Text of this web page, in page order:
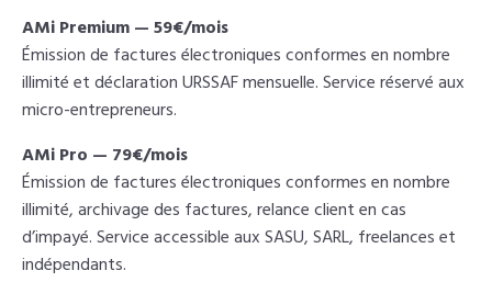
AMi Premium — 59€/mois
Émission de factures électroniques conformes en nombre
illimité et déclaration URSSAF mensuelle. Service réservé aux
micro-entrepreneurs.
AMi Pro — 79€/mois
Émission de factures électroniques conformes en nombre
illimité, archivage des factures, relance client en cas
d’impayé. Service accessible aux SASU, SARL, freelances et
indépendants.